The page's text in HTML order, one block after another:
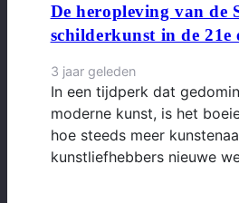
De heropleving van de
schilderkunst in de 21e
3 jaar geleden
In een tijdperk dat
moderne kunst, is het
hoe steeds meer
kunstliefhebbers nieuwe